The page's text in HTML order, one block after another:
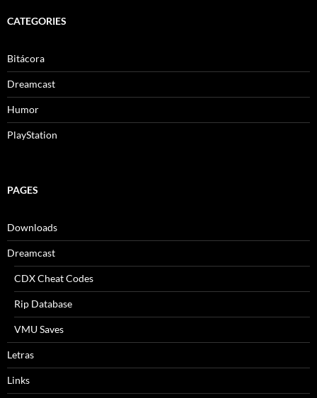
CATEGORIES
Bitácora
Dreamcast
Humor
PlayStation
PAGES
Downloads
Dreamcast
CDX Cheat Codes
Rip Database
VMU Saves
Letras
Links